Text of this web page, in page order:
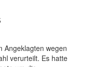
Angeklagten wegen
verurteilt. Es hatte